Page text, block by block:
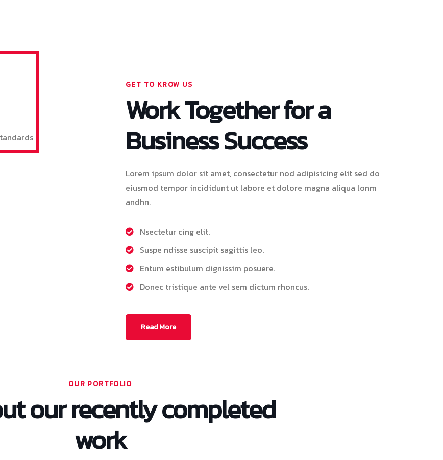
GET TO KROW US
Work Together for a
Business Success
Lorem ipsum dolor sit amet, consectetur nod adipisicing elit sed do
eiusmod tempor incididunt ut labore et dolore magna aliqua lonm
andhn.
Nsectetur cing elit.
Suspe ndisse suscipit sagittis leo.
Entum estibulum dignissim posuere.
Donec tristique ante vel sem dictum rhoncus.
Read More
OUR PORTFOLIO
our recently completed
work